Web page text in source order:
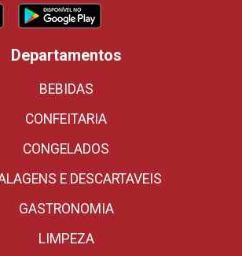
Departamentos
BEBIDAS
CONFEITARIA
CONGELADOS
E DESCARTAVEIS
GASTRONOMIA
LIMPEZA